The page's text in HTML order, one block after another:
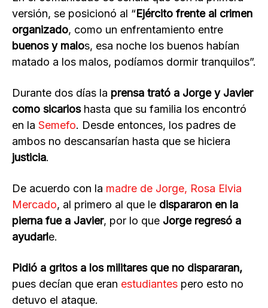
versión, se posicionó al “Ejército frente al crimen
organizado, como un enfrentamiento entre
buenos y malos, esa noche los buenos habían
matado a los malos, podíamos dormir tranquilos”.
Durante dos días la prensa trató a Jorge y Javier
como sicarioshasta que su familia los encontró
en la Semefo. Desde entonces, los padres de
ambos no descansarían hasta que se hiciera
justicia.
De acuerdo con la madre de Jorge, Rosa Elvia
Mercado, al primero al que le dispararon en la
pierna fue a Javier, por lo que Jorge regresó a
ayudarle.
Pidió a gritos a los militares que no dispararan,
pues decían que eran estudiantes pero esto no
detuvo el ataque.